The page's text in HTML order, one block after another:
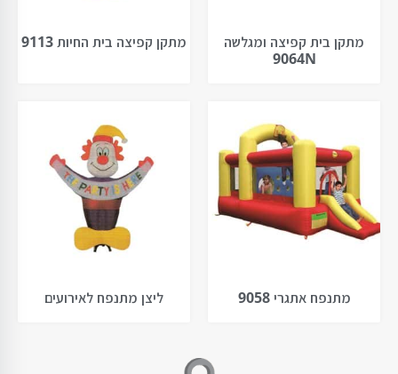
מתקן בית קפיצה ומגלשה
9064N
מתקן קפיצה בית החיות 9113
מתנפח אתגרי 9058 ליצן מתנפח לאירועים